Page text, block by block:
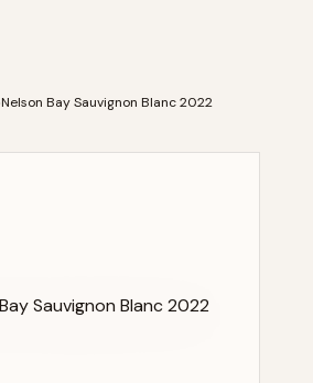
Nelson Bay Sauvignon Blanc 2022